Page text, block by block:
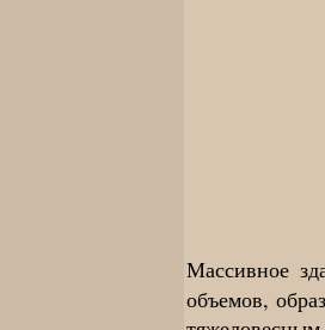
Массивное
объемов,